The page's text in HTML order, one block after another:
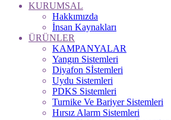
KURUMSAL
Hakkımızda
İnsan Kaynakları
ÜRÜNLER
KAMPANYALAR
Yangın Sistemleri
Diyafon Sİstemleri
Uydu Sistemleri
PDKS Sistemleri
Turnike Ve Bariyer Sistemleri
Hırsız Alarm Sistemleri